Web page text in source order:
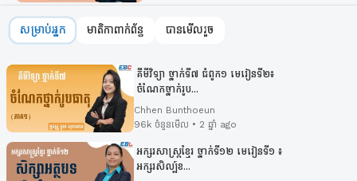
សម្រាប់អ្នក មាតិកាពាក់ព័ន្ធ បានមើលរួច
គីមីវិទ្យា ថ្នាក់ទី៧ ជំពូក១ មេរៀនទី២៖
ចំណែកថ្នាក់រូប...
Chhen Bunthoeun
96k ចំនួនមើល • 2 ឆ្នាំ ago
អក្សរសាស្រ្ដខ្មែរ ថ្នាក់ទី១២ មេរៀនទី១ ៖
អក្សរសិល្ប៍ខ...